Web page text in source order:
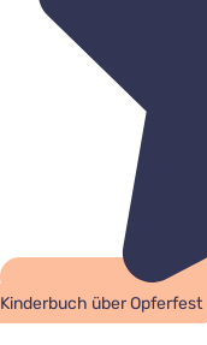
Kinderbuch über Opferfest